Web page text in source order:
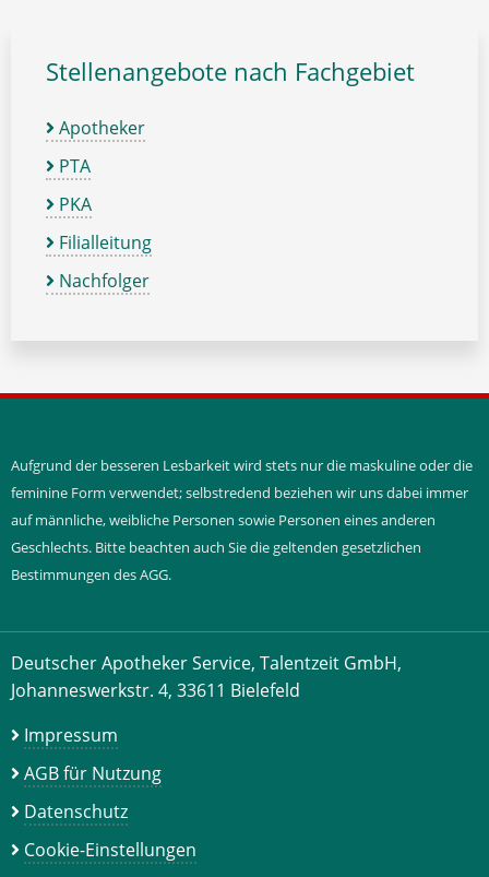
Stellenangebote nach Fachgebiet
Apotheker
PTA
PKA
Filialleitung
Nachfolger
Aufgrund der besseren Lesbarkeit wird stets nur die maskuline oder die
feminine Form verwendet; selbstredend beziehen wir uns dabei immer
auf männliche, weibliche Personen sowie Personen eines anderen
Geschlechts. Bitte beachten auch Sie die geltenden gesetzlichen
Bestimmungen des AGG.
Deutscher Apotheker Service, Talentzeit GmbH,
Johanneswerkstr. 4, 33611 Bielefeld
Impressum
AGB für Nutzung
Datenschutz
Cookie-Einstellungen